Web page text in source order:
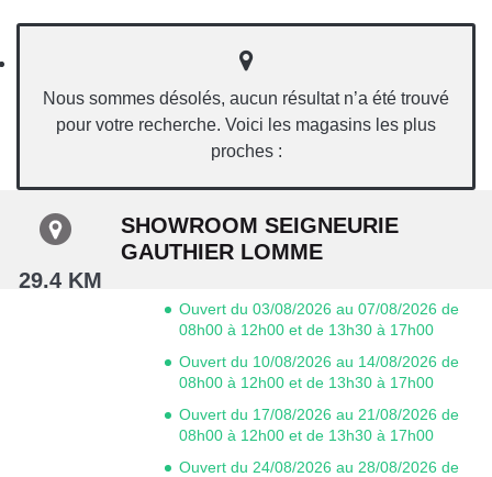
Nous sommes désolés, aucun résultat n’a été trouvé
pour votre recherche. Voici les magasins les plus
proches :
29.4 KM
SHOWROOM SEIGNEURIE
GAUTHIER LOMME
Ouvert du 03/08/2026 au 07/08/2026 de
08h00 à 12h00 et de 13h30 à 17h00
Ouvert du 10/08/2026 au 14/08/2026 de
08h00 à 12h00 et de 13h30 à 17h00
Ouvert du 17/08/2026 au 21/08/2026 de
08h00 à 12h00 et de 13h30 à 17h00
Ouvert du 24/08/2026 au 28/08/2026 de